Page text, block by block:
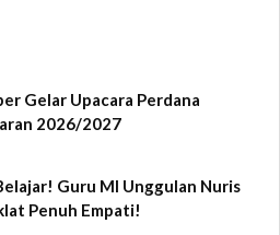
Gelar Upacara Perdana
2026/2027
Guru MI Unggulan Nuris
Penuh Empati!